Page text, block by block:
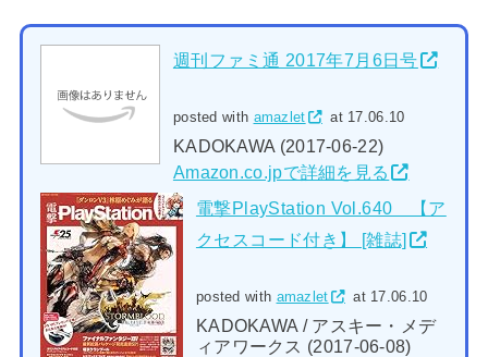
週刊ファミ通 2017年7月6日号
posted with amazlet at 17.06.10
KADOKAWA (2017-06-22)
Amazon.co.jpで詳細を見る
電撃PlayStation Vol.640 【ア
クセスコード付き】 [雑誌]
posted with amazlet at 17.06.10
KADOKAWA / アスキー・メデ
ィアワークス (2017-06-08)